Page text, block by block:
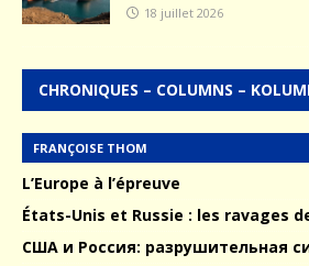
18 juillet 2026
CHRONIQUES – COLUMNS –
FRANÇOISE THOM
L’Europe à l’épreuve
États-Unis et Russie : les ravages
США и Россия: разрушительная